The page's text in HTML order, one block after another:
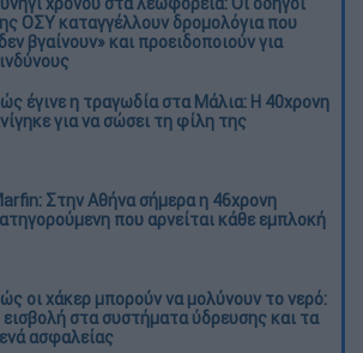
ΟΣΥ καταγγέλλουν δρομολόγια που
βγαίνουν» και προειδοποιούν για
έγινε η τραγωδία στα Μάλια: Η 40χρονη
για να σώσει τη φίλη της
Στην Αθήνα σήμερα η 46χρονη
που αρνείται κάθε εμπλοκή
οι χάκερ μπορούν να μολύνουν το νερό:
εισβολή στα συστήματα ύδρευσης και τα
ασφαλείας